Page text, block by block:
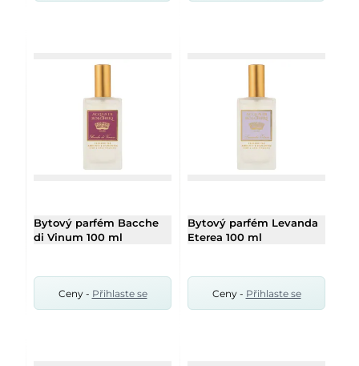
Bytový parfém Bacche
di Vinum 100 ml
Ceny - Přihlaste se
Bytový parfém Levanda
Eterea 100 ml
Ceny - Přihlaste se